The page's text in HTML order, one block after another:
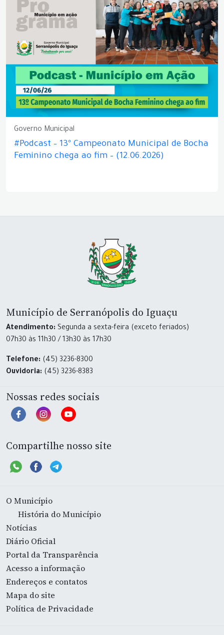
Governo Municipal
#Podcast – 13º Campeonato Municipal de Bocha
Feminino chega ao fim – (12.06.2026)
Município de Serranópolis do Iguaçu
Atendimento: Segunda a sexta-feira (exceto feriados)
07h30 às 11h30 / 13h30 às 17h30
Telefone: (45) 3236-8300
Ouvidoria: (45) 3236-8383
Nossas redes sociais
Compartilhe nosso site
O Município
História do Município
Notícias
Diário Oficial
Portal da Transparência
Acesso a informação
Endereços e contatos
Mapa do site
Política de Privacidade